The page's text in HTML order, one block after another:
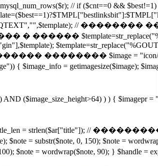
// if ($cnt==0 && $best!=1)
//
� ������
������ �������� $image
$image_type
($image_size_height>64) ) ) { $imagepr = "
// ���������
$note = substr($note, 0, 150); $note
90); } $handle =